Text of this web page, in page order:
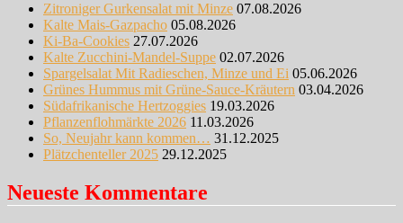
Zitroniger Gurkensalat mit Minze 07.08.2026
Kalte Mais-Gazpacho 05.08.2026
Ki-Ba-Cookies 27.07.2026
Kalte Zucchini-Mandel-Suppe 02.07.2026
Spargelsalat Mit Radieschen, Minze und Ei 05.06.2026
Grünes Hummus mit Grüne-Sauce-Kräutern 03.04.2026
Südafrikanische Hertzoggies 19.03.2026
Pflanzenflohmärkte 2026 11.03.2026
So, Neujahr kann kommen… 31.12.2025
Plätzchenteller 2025 29.12.2025
Neueste Kommentare